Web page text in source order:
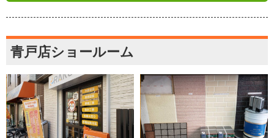
青戸店ショールーム